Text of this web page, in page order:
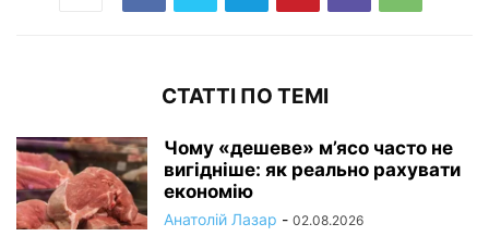
СТАТТІ ПО ТЕМІ
Чому «дешеве» м’ясо часто не
вигідніше: як реально рахувати
економію
Анатолій Лазар - 02.08.2026